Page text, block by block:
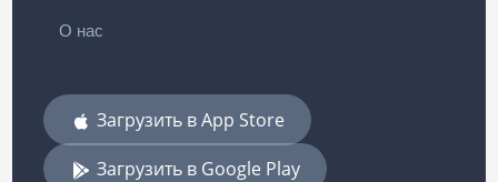
О нас
Загрузить в App Store
Загрузить в Google Play